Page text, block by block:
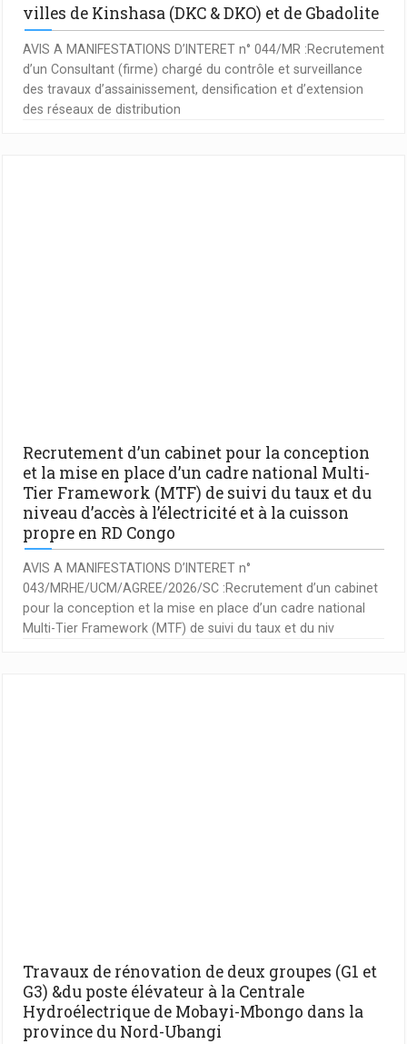
villes de Kinshasa (DKC & DKO) et de Gbadolite
AVIS A MANIFESTATIONS D’INTERET n° 044/MR :Recrutement
d’un Consultant (firme) chargé du contrôle et surveillance
des travaux d’assainissement, densification et d’extension
des réseaux de distribution
Recrutement d’un cabinet pour la conception
et la mise en place d’un cadre national Multi-
Tier Framework (MTF) de suivi du taux et du
niveau d’accès à l’électricité et à la cuisson
propre en RD Congo
AVIS A MANIFESTATIONS D’INTERET n°
043/MRHE/UCM/AGREE/2026/SC :Recrutement d’un cabinet
pour la conception et la mise en place d’un cadre national
Multi-Tier Framework (MTF) de suivi du taux et du niv
Travaux de rénovation de deux groupes (G1 et
G3) &du poste élévateur à la Centrale
Hydroélectrique de Mobayi-Mbongo dans la
province du Nord-Ubangi